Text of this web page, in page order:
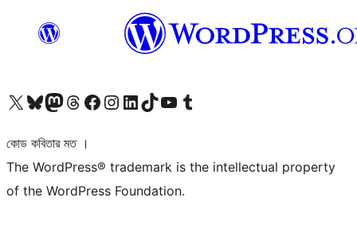
আমাদের X (আগের টুইটার) অ্যাকাউন্টে যানআমাদের Bluesky অ্যাকাউন্টটি দেখুনআমাদের মাস্টোডন অ্যাকাউন্টটি দেখুনআমাদের থ্রেডস অ্যাকাউন্টটি দেখুনআমাদের ফেসবুক পেজ দেখুনআমাদের ইন্সটাগ্রাম অ্যাকাউন্ট দেখুনআমাদের লিঙ্কডইন অ্যাকাউন্টে যানআমাদের TikTok অ্যাকাউন্টটি দেখুনআমাদের ইউটিউব চ্যানেলে যান আমাদের টাম্বলার অ্যাকাউন্ট দেখুন
কোড কবিতার মত ।
The WordPress® trademark is the intellectual property
of the WordPress Foundation.